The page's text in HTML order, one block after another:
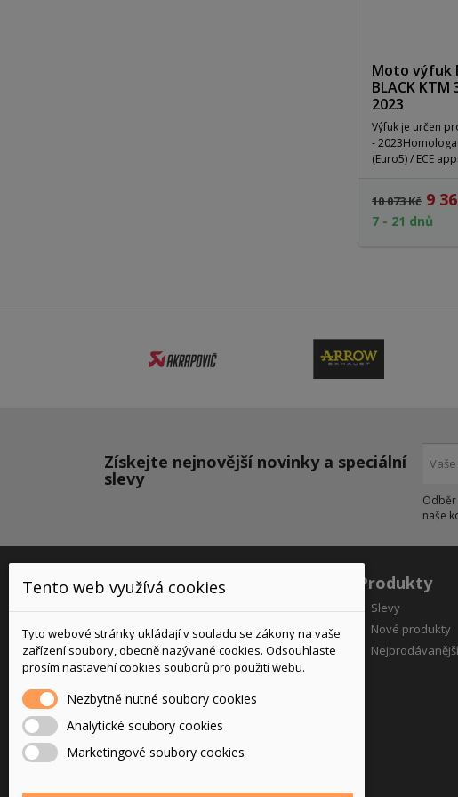
Moto výfuk
BLACK KTM
2023
Výfuk je určen
- 2023Homologace : ECE approved
(Euro5) / ECE
10 073 Kč 9
7 - 21 dnů
Získejte nejnovější novinky a speciální
slevy
Odběr
naše
O nás
Váš spolehlivý dodavatel motocyklového
zboží již od roku 2005
Produkty
Slevy
Nové produkty
Nejprodávanější
Tento web využívá cookies
Tyto webové stránky ukládají v souladu se zákony na vaše
zařízení soubory, obecně nazývané cookies. Odsouhlaste
prosím nastavení cookies souborů pro použití webu.
Nezbytně nutné soubory cookies
Analytické soubory cookies
Marketingové soubory cookies